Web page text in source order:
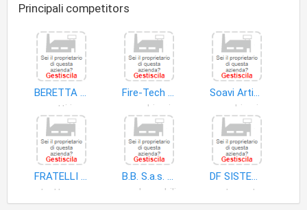
Principali competitors
BERETTA FRATELLI
Fire-Tech Engineering S.r.l
Soavi Articoli Industriali S.a.s. di Bruno Soavi & C
FRATELLI BERETTA PIERO E INNOCENTE FU NATALE SNC
B.B. S.a.s. di Beretta Angelo & C
scale mobili
DF SISTEMI SNC DI DAMIANI VINCENZO ANTONIO E FRANCO GIANLUCA